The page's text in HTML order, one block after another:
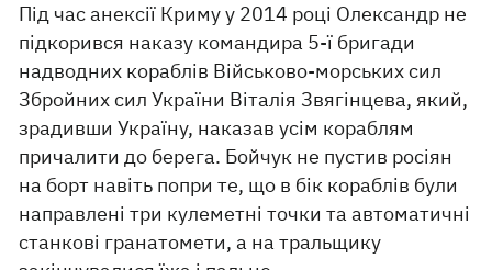
Під час анексії Криму у 2014 році Олександр не
підкорився наказу командира 5-ї бригади
надводних кораблів Військово-морських сил
Збройних сил України Віталія Звягінцева, який,
зрадивши Україну, наказав усім кораблям
причалити до берега. Бойчук не пустив росіян
на борт навіть попри те, що в бік кораблів були
направлені три кулеметні точки та автоматичні
станкові гранатомети, а на тральщику